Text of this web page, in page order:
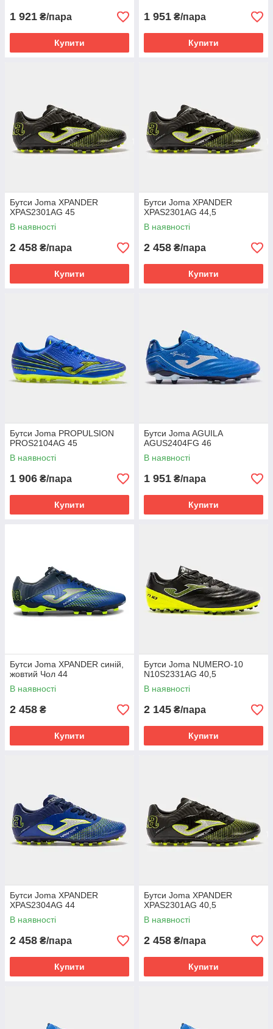
1 921 ₴/пара
Купити
1 951 ₴/пара
Купити
Бутси Joma XPANDER
XPAS2301AG 45
В наявності
2 458 ₴/пара
Купити
Бутси Joma XPANDER
XPAS2301AG 44,5
В наявності
2 458 ₴/пара
Купити
Бутси Joma PROPULSION
PROS2104AG 45
В наявності
1 906 ₴/пара
Купити
Бутси Joma AGUILA
AGUS2404FG 46
В наявності
1 951 ₴/пара
Купити
Бутси Joma XPANDER синій,
жовтий Чол 44
В наявності
2 458 ₴
Купити
Бутси Joma NUMERO-10
N10S2331AG 40,5
В наявності
2 145 ₴/пара
Купити
Бутси Joma XPANDER
XPAS2304AG 44
В наявності
2 458 ₴/пара
Купити
Бутси Joma XPANDER
XPAS2301AG 40,5
В наявності
2 458 ₴/пара
Купити